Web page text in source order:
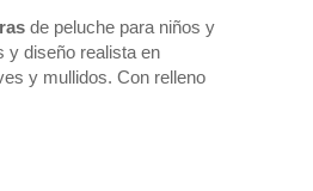
de peluche para niños y
y diseño realista en
y mullidos. Con relleno